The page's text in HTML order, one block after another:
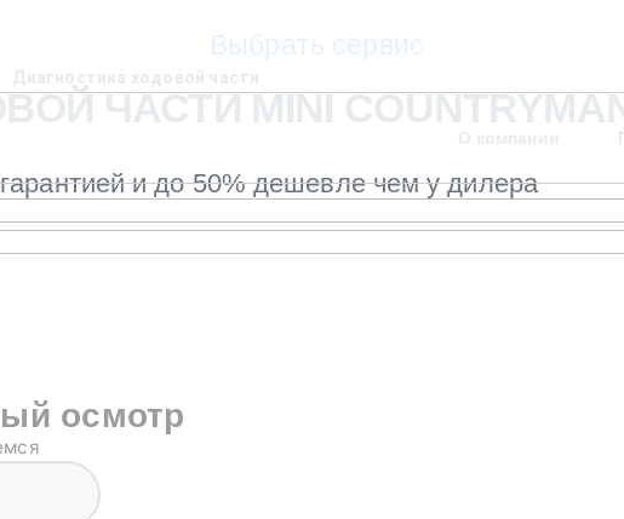
Выбрать сервис
О компании
Диагностика ходовой части
ЧАСТИ MINI
и до 50% дешевле чем у дилера
осмотр